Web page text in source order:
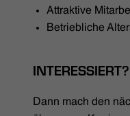
Attraktive
Betriebliche
INTERESSIERT?
Dann mach den